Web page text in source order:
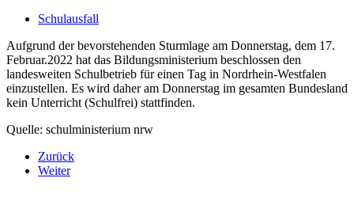
Schulausfall
Aufgrund der bevorstehenden Sturmlage am Donnerstag, dem 17.
Februar.2022 hat das Bildungsministerium beschlossen den
landesweiten Schulbetrieb für einen Tag in Nordrhein-Westfalen
einzustellen. Es wird daher am Donnerstag im gesamten Bundesland
kein Unterricht (Schulfrei) stattfinden.
Quelle: schulministerium nrw
Zurück
Weiter